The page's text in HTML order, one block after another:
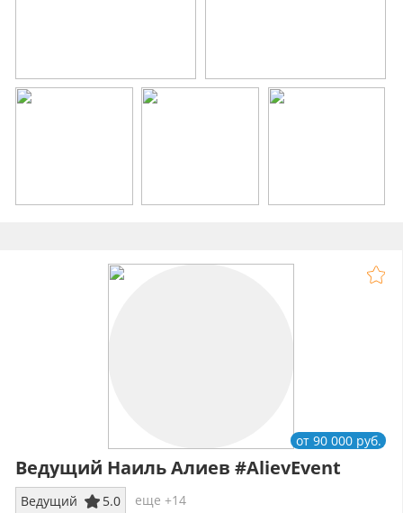
Ведущий Наиль Алиев #AlievEvent
от 90 000 руб.
Ведущий 5.0
еще +14